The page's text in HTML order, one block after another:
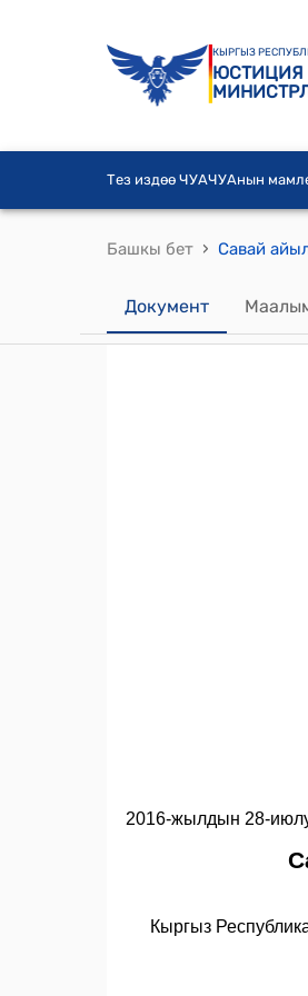
КЫРГЫЗ
ЮСТИЦИЯ
Тез издөө ЧУАЧУАнын
Башкы бет ›
Документ